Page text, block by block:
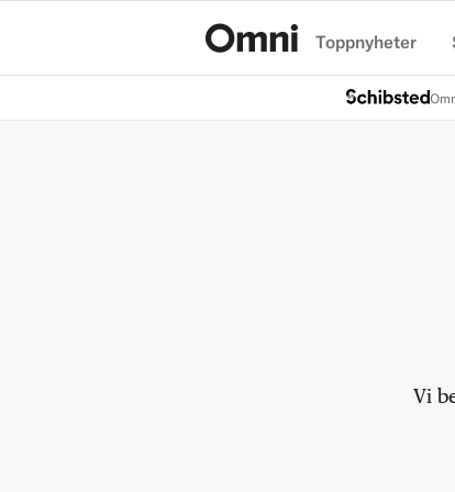
Toppnyheter
Vi